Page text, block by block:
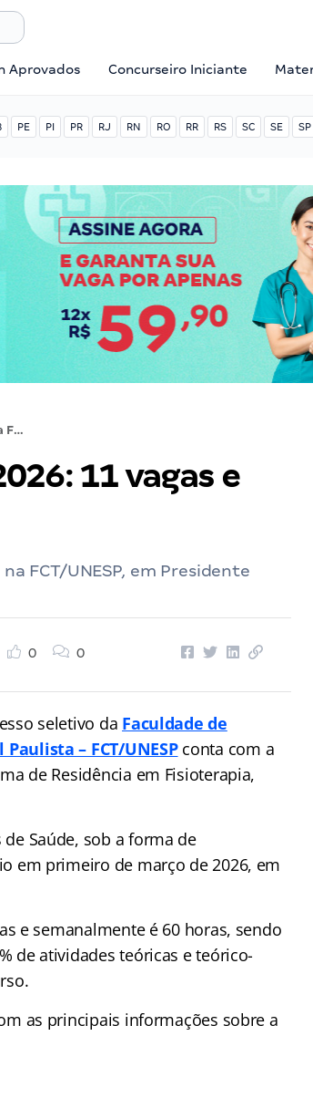
Aprovados Concurseiro Iniciante
PE PI PR RJ RN RO RR RS SC SE SP
Residência FCT UNESP 2026: 11 vagas e iniciais de R$B 4.106,09
11 vagas e
FCT/UNESP, em Presidente
0 0
seletivo da Faculdade de
– FCT/UNESPconta com a
de Residência em Fisioterapia,
de Saúde, sob a forma de
em primeiro de março de 2026, em
e semanalmente é 60 horas, sendo
de atividades teóricas e teórico-
as principais informações sobre a